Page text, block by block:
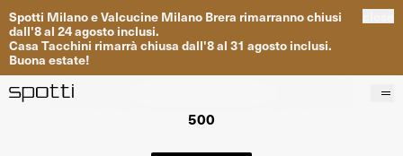
Spotti MilanoeValcucine Milano Brera rimarrannochiusi
dall'8al 24agosto inclusi.
Casa Tacchini rimarrà chiusa dall'8al 31 agosto inclusi.
Buona estate!
500